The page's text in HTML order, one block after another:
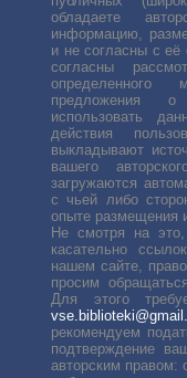
обладаете
информацию,
и не согласны с
согласны
предложения о
использовать
действия
выкладывают
вашего
загружаются
с чьей либо
опыте размещения
Не смотря на
касательно
нашем сайте,
просим
Для этого
рекомендуем
подтверждение
авторским правом: